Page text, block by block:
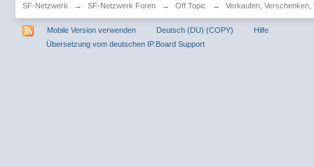
SF-Netzwerk → SF-Netzwerk Foren → Off Topic → Verkaufen, Verschenken,
Mobile Version verwenden Deutsch (DU) (COPY)
Hilfe
Übersetzung vom deutschen IP.Board Support